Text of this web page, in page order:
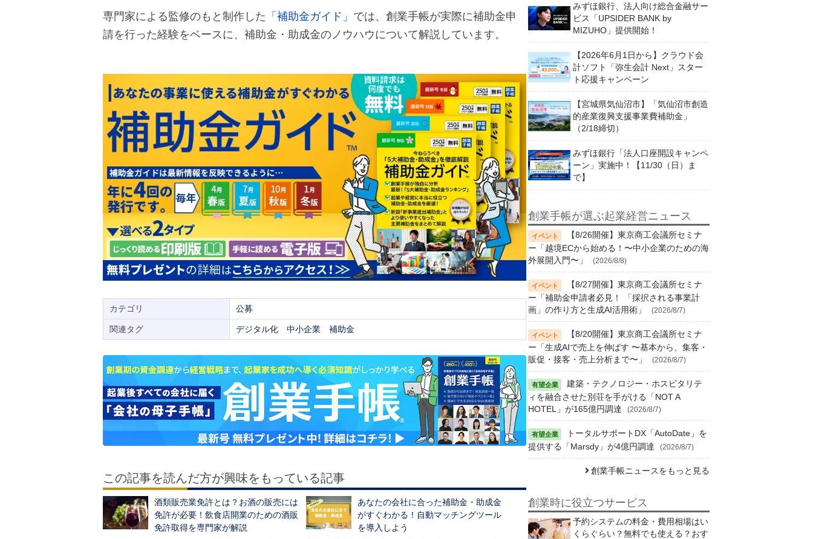
専門家による監修のもと制作した 「補助金ガイド」 では、創業手帳が実際に補助金申
請を行った経験をベースに、補助金・助成金のノウハウについて解説しています。
カテゴリ 公募
関連タグ デジタル化 中小企業 補助金
この記事を読んだ方が興味をもっている記事
酒類販売業免許とは？お酒の販売には
免許が必要！飲食店開業のための酒販
免許取得を専門家が解説
あなたの会社に合った補助金・助成金
がすぐわかる！自動マッチングツール
を導入しよう
みずほ銀行、法人向け総合金融サー
ビス「UPSIDER BANK by
MIZUHO」提供開始！
【2026年6月1日から】クラウド会
計ソフト「弥生会計 Next」スター
ト応援キャンペーン
【宮城県気仙沼市】「気仙沼市創造
的産業復興支援事業費補助金」
（2/18締切）
みずほ銀行「法人口座開設キャンペ
ーン」実施中！【11/30（日）ま
で】
創業手帳が選ぶ起業経営ニュース
【8/26開催】東京商工会議所セミナ
ー「越境ECから始める！〜中小企業のための海
外展開入門〜」
(2026/8/8)
【8/27開催】東京商工会議所セミナ
ー「補助金申請者必見！ 「採択される事業計
画」の作り方と生成AI活用術」
(2026/8/7)
【8/20開催】東京商工会議所セミナ
ー「生成AIで売上を伸ばす 〜基本から、集客・
販促・接客・売上分析まで〜」
(2026/8/7)
建築・テクノロジー・ホスピタリテ
ィを融合させた別荘を手がける「NOT A
HOTEL」が165億円調達
(2026/8/7)
トータルサポートDX「AutoDate」を
提供する「Marsdy」が4億円調達
(2026/8/7)
創業手帳ニュースをもっと見る
創業時に役立つサービス
予約システムの料金・費用相場はい
くらぐらい？無料でも使える？おす